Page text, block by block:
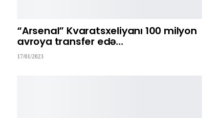
“Arsenal” Kvaratsxeliyanı 100 milyon
avroya transfer edə…
17/01/2023